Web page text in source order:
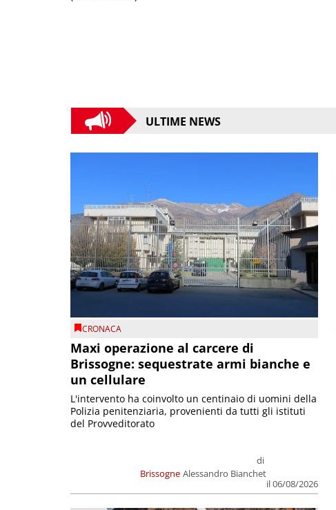
ULTIME NEWS
CRONACA
Maxi operazione al carcere di
Brissogne: sequestrate armi bianche e
un cellulare
Brissogne
di
Alessandro Bianchet
il 06/08/2026
L'intervento ha coinvolto un centinaio di uomini della
Polizia penitenziaria, provenienti da tutti gli istituti
del Provveditorato